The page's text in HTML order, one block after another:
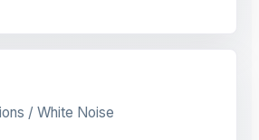
/ White Noise